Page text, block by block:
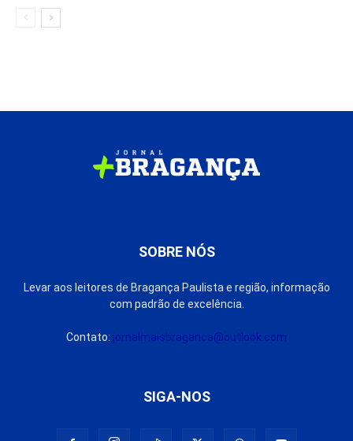
SOBRE NÓS
Levar aos leitores de Bragança Paulista e região, informação
com padrão de excelência.
Contato: jornalmaisbraganca@outlook.com
SIGA-NOS